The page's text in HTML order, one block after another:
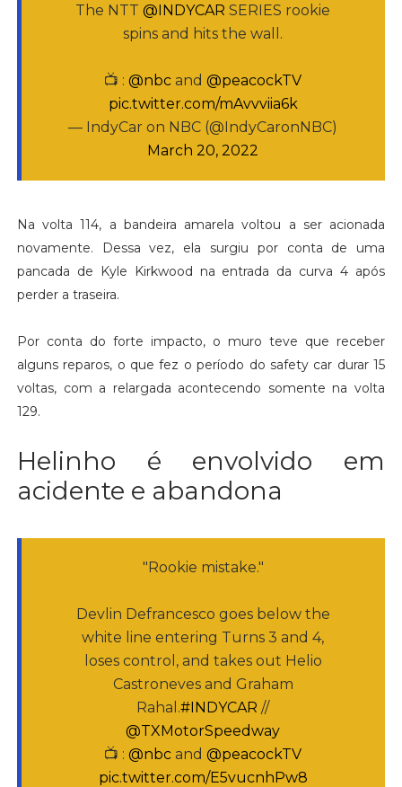
The NTT@INDYCAR SERIES rookie
spins and hits the wall.
📺 :@nbc and@peacockTV
pic.twitter.com/mAvvviia6k
— IndyCar on NBC (@IndyCaronNBC)
March 20, 2022
Na volta 114, a bandeira amarela voltou a ser acionada
novamente. Dessa vez, ela surgiu por conta de uma
pancada de Kyle Kirkwood na entrada da curva 4 após
perder a traseira.
Por conta do forte impacto, o muro teve que receber
alguns reparos, o que fez o período do safety car durar 15
voltas, com a relargada acontecendo somente na volta
129.
Helinho é envolvido em
acidente e abandona
"Rookie mistake."
Devlin Defrancesco goes below the
white line entering Turns 3 and 4,
loses control, and takes out Helio
Castroneves and Graham
Rahal.#INDYCAR //
@TXMotorSpeedway
📺 :@nbc and@peacockTV
pic.twitter.com/E5vucnhPw8